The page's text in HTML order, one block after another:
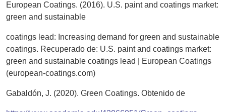
European Coatings. (2016). U.S. paint and coatings market:
green and sustainable
coatings lead: Increasing demand for green and sustainable
coatings. Recuperado de: U.S. paint and coatings market:
green and sustainable coatings lead | European Coatings
(european-coatings.com)
Gabaldón, J. (2020). Green Coatings. Obtenido de